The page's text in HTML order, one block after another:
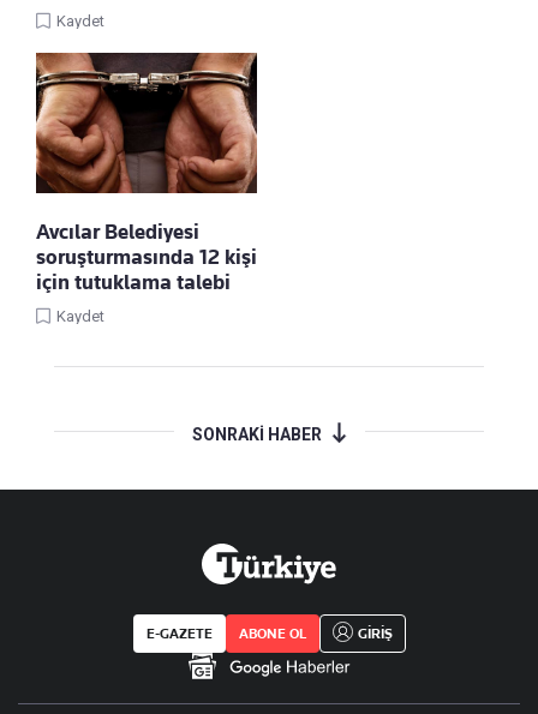
Kaydet
Avcılar Belediyesi
soruşturmasında 12 kişi
için tutuklama talebi
Kaydet
SONRAKİ HABER
E-GAZETE ABONE OL GİRİŞ